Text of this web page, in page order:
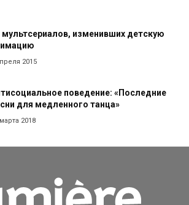
мультсериалов, изменивших детскую
2015
поведение: «Последние
для медленного танца»
2018